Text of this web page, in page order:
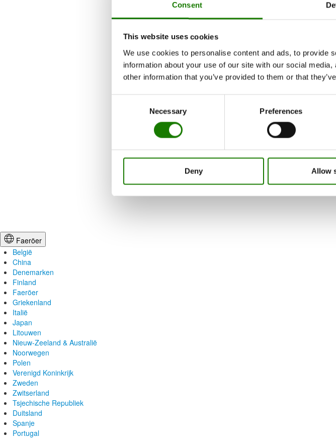
Consent
This website uses cookies
We use cookies to personalise content and ads, to provide
information about your use of our site with our social
other information that you’ve provided to them or that
Necessary Preferences
Deny Allow
Faeröer
België
China
Denemarken
Finland
Faeröer
Griekenland
Italië
Japan
Litouwen
Nieuw-Zeeland & Australië
Noorwegen
Polen
Verenigd Koninkrijk
Zweden
Zwitserland
Tsjechische Republiek
Duitsland
Spanje
Portugal